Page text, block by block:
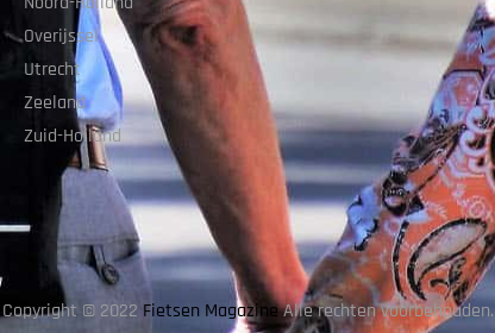
Overijssel
Utrecht
Zeeland
Zuid-Holland
Copyright © 2022 Fietsen MagazineAlle rechten voorbehouden.